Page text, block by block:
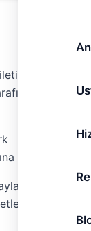
yanıt.